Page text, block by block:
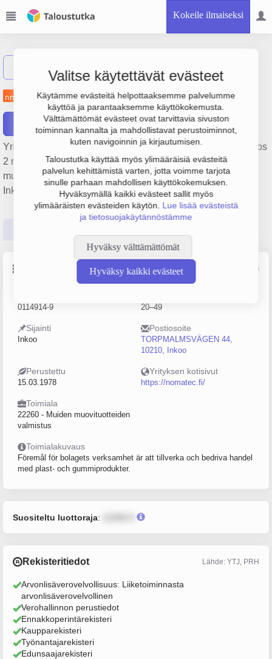
Kokeile ilmaiseksi
Valitse käytettävät evästeet
Käytämme evästeitä helpottaaksemme palvelumme
käyttöä ja parantaaksemme käyttökokemusta.
Välttämättömät evästeet ovat tarvittavia sivuston
toiminnan kannalta ja mahdollistavat perustoiminnot,
kuten navigoinnin ja kirjautumisen.
Taloustutka käyttää myös ylimääräisiä evästeitä
palvelun kehittämistä varten, jotta voimme tarjota
sinulle parhaan mahdollisen käyttökokemuksen.
Hyväksymällä kaikki evästeet sallit myös
ylimääräisten evästeiden käytön. Lue lisää evästeistä
ja tietosuojakäytännöstämme
Hyväksy välttämättömät
Hyväksy kaikki evästeet
NMC Termonova Oy
Raportit
Yrityksen NMC Termonova Oy liikevaihto on 15.5 milj. €, tulos
2 milj. € ja henkilöstömäärä 44. Sen päätoimiala on Muiden
muovituotteiden valmistus, perustamisvuosi 1978 ja sijainti
Inkoo. Yrityksen yhtiömuoto Osakeyhtiö (OY).
Lähde: YTJ, PRH, Traficom
0114914-9 20–49
Sijainti
Inkoo
Postiosoite
TORPMALMSVÄGEN 44,
10210, Inkoo
Perustettu
15.03.1978
Yrityksen kotisivut
https://nomatec.fi/
Toimiala
22260 - Muiden muovituotteiden
valmistus
Toimialakuvaus
Föremål för bolagets verksamhet är att tillverka och bedriva handel
med plast- och gummiprodukter.
Suositeltu luottoraja:
Rekisteritiedot Lähde: YTJ, PRH
Arvonlisäverovelvollisuus: Liiketoiminnasta
arvonlisäverovelvollinen
Verohallinnon perustiedot
Ennakkoperintärekisteri
Kaupparekisteri
Työnantajarekisteri
Edunsaajarekisteri